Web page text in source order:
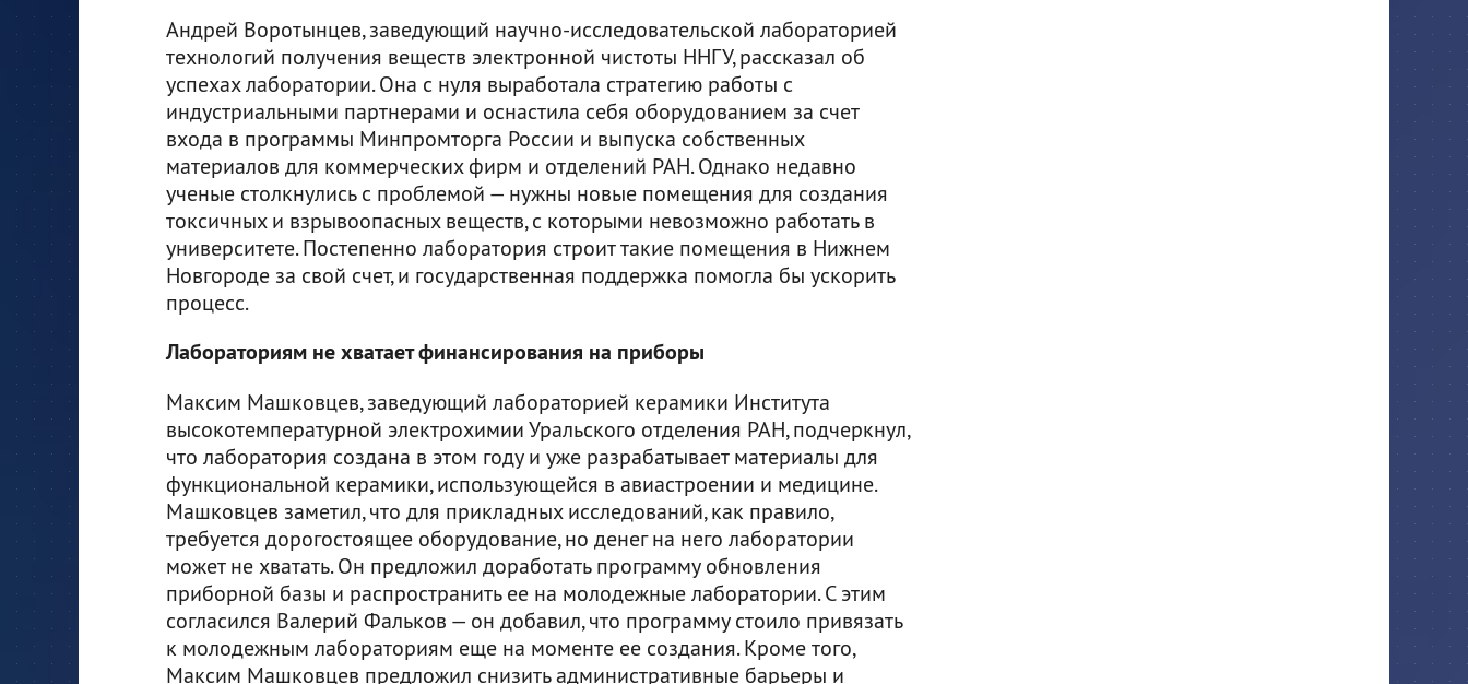
Андрей Воротынцев, заведующий научно-исследовательской лабораторией
технологий получения веществ электронной чистоты ННГУ, рассказал об
успехах лаборатории. Она с нуля выработала стратегию работы с
индустриальными партнерами и оснастила себя оборудованием за счет
входа в программы Минпромторга России и выпуска собственных
материалов для коммерческих фирм и отделений РАН. Однако недавно
ученые столкнулись с проблемой — нужны новые помещения для создания
токсичных и взрывоопасных веществ, с которыми невозможно работать в
университете. Постепенно лаборатория строит такие помещения в Нижнем
Новгороде за свой счет, и государственная поддержка помогла бы ускорить
процесс.
Лабораториям не хватает финансирования на приборы
Максим Машковцев, заведующий лабораторией керамики Института
высокотемпературной электрохимии Уральского отделения РАН, подчеркнул,
что лаборатория создана в этом году и уже разрабатывает материалы для
функциональной керамики, использующейся в авиастроении и медицине.
Машковцев заметил, что для прикладных исследований, как правило,
требуется дорогостоящее оборудование, но денег на него лаборатории
может не хватать. Он предложил доработать программу обновления
приборной базы и распространить ее на молодежные лаборатории. С этим
согласился Валерий Фальков — он добавил, что программу стоило привязать
к молодежным лабораториям еще на моменте ее создания. Кроме того,
Максим Машковцев предложил снизить административные барьеры и